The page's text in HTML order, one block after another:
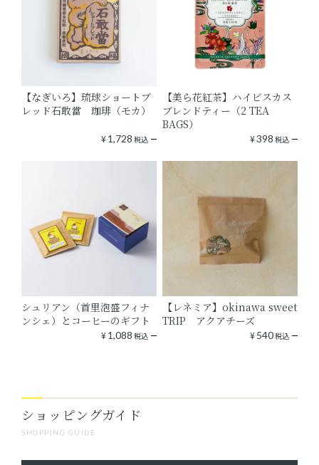
【なぎいろ】琉球ショートブ
レッド石敢當 珈琲（モカ）
¥1,728 税込
【美ら花紅茶】ハイビスカス
ブレンドティー（2 TEA
BAGS）
¥398 税込
シュリアン（首里泡盛フィナ
ンシェ）とコーヒーのギフト
¥1,088 税込
【レネミア】okinawa sweet
TRIP アクアチーズ
¥540税込
SHOPPING GUIDE
ショッピングガイド